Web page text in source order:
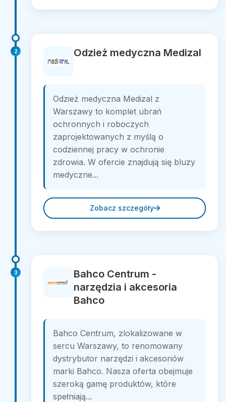
2 Odzież medyczna Medizal
Odzież medyczna Medizal z
Warszawy to komplet ubrań
ochronnych i roboczych
zaprojektowanych z myślą o
codziennej pracy w ochronie
zdrowia. W ofercie znajdują się bluzy
medyczne...
Zobacz szczegóły
3
Bahco Centrum -
narzędzia i akcesoria
Bahco
Bahco Centrum, zlokalizowane w
sercu Warszawy, to renomowany
dystrybutor narzędzi i akcesoriów
marki Bahco. Nasza oferta obejmuje
szeroką gamę produktów, które
spełniają...